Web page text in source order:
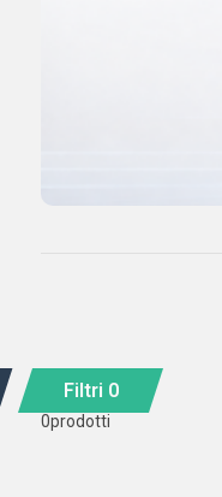
Filtri 0
0prodotti